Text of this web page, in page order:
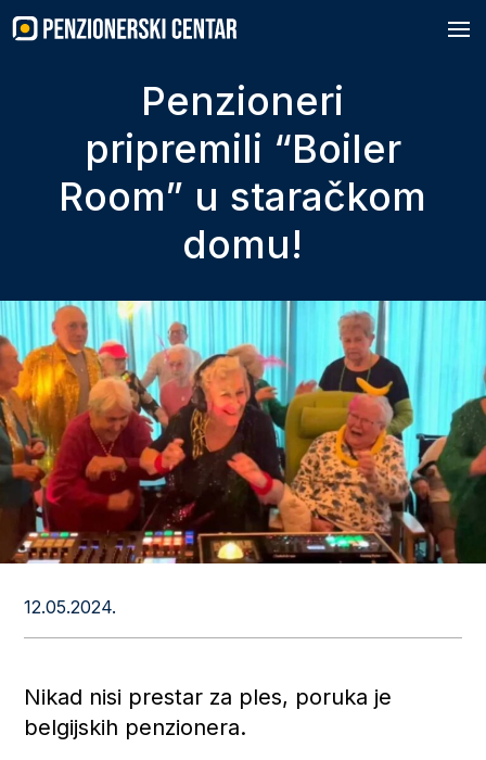
to
content
Penzioneri
pripremili “Boiler
Room” u staračkom
domu!
12.05.2024.
Nikad nisi prestar za ples, poruka je
belgijskih penzionera.